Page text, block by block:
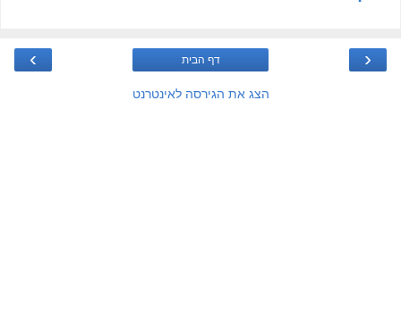
‹
› דף הבית
הצג את הגירסה לאינטרנט